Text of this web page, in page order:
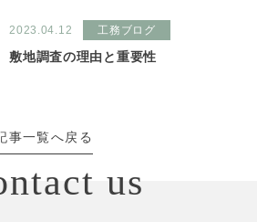
2023.04.12 工務ブログ
敷地調査の理由と重要性
事一覧へ戻る
us